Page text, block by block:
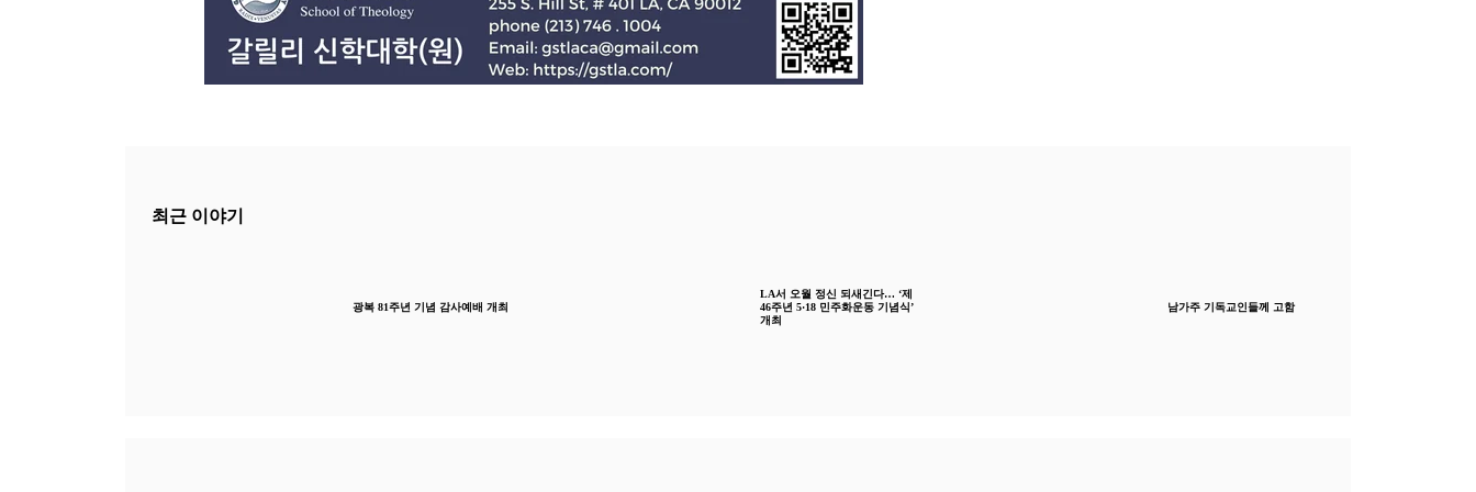
최근 이야기
광복 81주년 기념 감사예배 개최
LA서 오월 정신 되새긴다… ‘제
46주년 5·18 민주화운동 기념식’
개최
남가주 기독교인들께 고함